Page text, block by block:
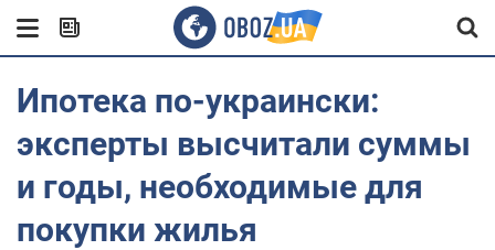
Ипотека по-украински:
эксперты высчитали суммы
и годы, необходимые для
покупки жилья